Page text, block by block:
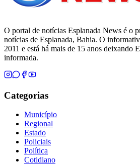
O portal de notícias Esplanada News é o
notícias de Esplanada, Bahia. O
2011 e está há mais de 15 anos deixando
informada.
Categorias
Município
Regional
Estado
Policiais
Política
Cotidiano